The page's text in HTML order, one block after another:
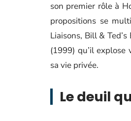
son premier rôle à
propositions se
Liaisons, Bill &
(1999) qu’il explose
sa vie privée.
Le deuil